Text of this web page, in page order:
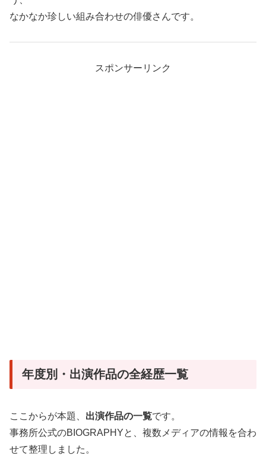
なかなか珍しい組み合わせの俳優さんです。
スポンサーリンク
年度別・出演作品の全経歴一覧
ここからが本題、 出演作品の一覧です。
事務所公式のBIOGRAPHYと、複数メディアの情報を合わ
せて整理しました。